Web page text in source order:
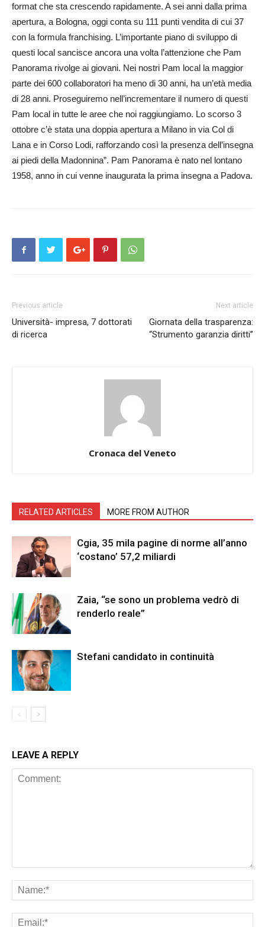
format che sta crescendo rapidamente. A sei anni dalla prima
apertura, a Bologna, oggi conta su 111 punti vendita di cui 37
con la formula franchising. L’importante piano di sviluppo di
questi local sancisce ancora una volta l’attenzione che Pam
Panorama rivolge ai giovani. Nei nostri Pam local la maggior
parte dei 600 collaboratori ha meno di 30 anni, ha un’età media
di 28 anni. Proseguiremo nell’incrementare il numero di questi
Pam local in tutte le aree che noi raggiungiamo. Lo scorso 3
ottobre c’è stata una doppia apertura a Milano in via Col di
Lana e in Corso Lodi, rafforzando così la presenza dell’insegna
ai piedi della Madonnina”. Pam Panorama è nato nel lontano
1958, anno in cui venne inaugurata la prima insegna a Padova.
Previous article
Università- impresa, 7 dottorati
di ricerca
Next article
Giornata della trasparenza:
“Strumento garanzia diritti”
Cronaca del Veneto
RELATED ARTICLES MORE FROM AUTHOR
Cgia, 35 mila pagine di norme all’anno
‘costano’ 57,2 miliardi
Zaia, “se sono un problema vedrò di
renderlo reale”
Stefani candidato in continuità
LEAVE A REPLY